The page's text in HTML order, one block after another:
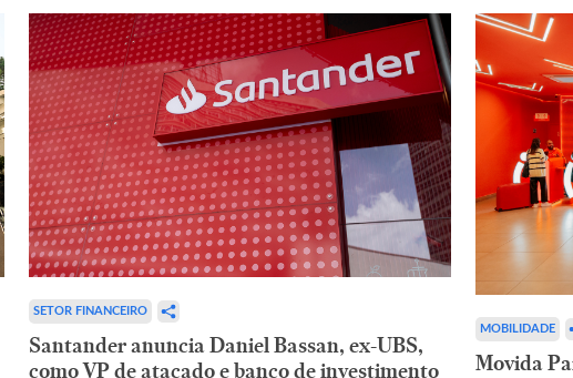
SETOR FINANCEIRO
Santander anuncia Daniel Bassan, ex-UBS,
como VP de atacado e banco de investimento
MOBILIDADE
Movida